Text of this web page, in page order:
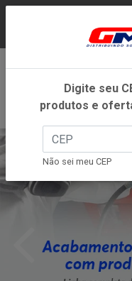
DENTRO DO
Digite seu
produtos e
Não sei meu CEP